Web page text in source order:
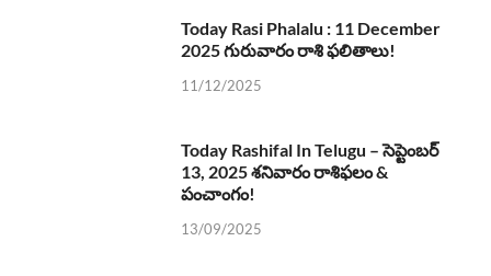
Today Rasi Phalalu : 11 December
2025 గురువారం రాశి ఫలితాలు!
11/12/2025
Today Rashifal In Telugu – సెప్టెంబర్
13, 2025 శనివారం రాశిఫలం &
పంచాంగం!
13/09/2025